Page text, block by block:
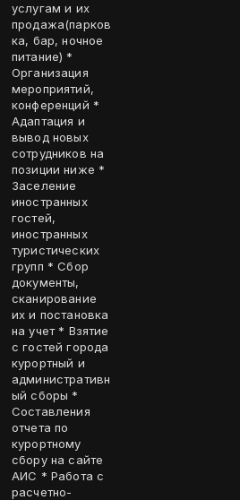
услугам и их
продажа(парков
ка, бар, ночное
питание) *
Организация
мероприятий,
конференций *
Адаптация и
вывод новых
сотрудников на
позиции ниже *
Заселение
иностранных
гостей,
иностранных
туристических
групп * Сбор
документы,
сканирование
их и постановка
на учет * Взятие
с гостей города
курортный и
административн
ый сборы *
Составления
отчета по
курортному
сбору на сайте
АИС * Работа с
расчетно-